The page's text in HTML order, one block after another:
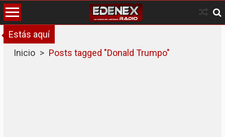
Skip
to
content
Estás aquí
Inicio > Posts tagged "Donald Trumpo"